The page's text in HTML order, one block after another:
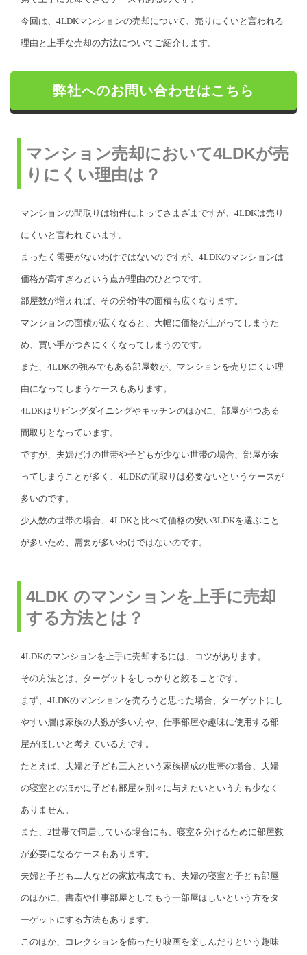
今回は、4LDKマンションの売却について、売りにくいと言われる
理由と上手な売却の方法についてご紹介します。
弊社へのお問い合わせはこちら
マンション売却において4LDKが売
りにくい理由は？
マンションの間取りは物件によってさまざまですが、4LDKは売り
にくいと言われています。
まったく需要がないわけではないのですが、4LDKのマンションは
価格が高すぎるという点が理由のひとつです。
部屋数が増えれば、その分物件の面積も広くなります。
マンションの面積が広くなると、大幅に価格が上がってしまうた
め、買い手がつきにくくなってしまうのです。
また、4LDKの強みでもある部屋数が、マンションを売りにくい理
由になってしまうケースもあります。
4LDKはリビングダイニングやキッチンのほかに、部屋が4つある
間取りとなっています。
ですが、夫婦だけの世帯や子どもが少ない世帯の場合、部屋が余
ってしまうことが多く、4LDKの間取りは必要ないというケースが
多いのです。
少人数の世帯の場合、4LDKと比べて価格の安い3LDKを選ぶこと
が多いため、需要が多いわけではないのです。
4LDK のマンションを上手に売却
する方法とは？
4LDKのマンションを上手に売却するには、コツがあります。
その方法とは、ターゲットをしっかりと絞ることです。
まず、4LDKのマンションを売ろうと思った場合、ターゲットにし
やすい層は家族の人数が多い方や、仕事部屋や趣味に使用する部
屋がほしいと考えている方です。
たとえば、夫婦と子ども三人という家族構成の世帯の場合、夫婦
の寝室とのほかに子ども部屋を別々に与えたいという方も少なく
ありません。
また、2世帯で同居している場合にも、寝室を分けるために部屋数
が必要になるケースもあります。
夫婦と子ども二人などの家族構成でも、夫婦の寝室と子ども部屋
のほかに、書斎や仕事部屋としてもう一部屋ほしいという方をタ
ーゲットにする方法もあります。
このほか、コレクションを飾ったり映画を楽しんだりという趣味